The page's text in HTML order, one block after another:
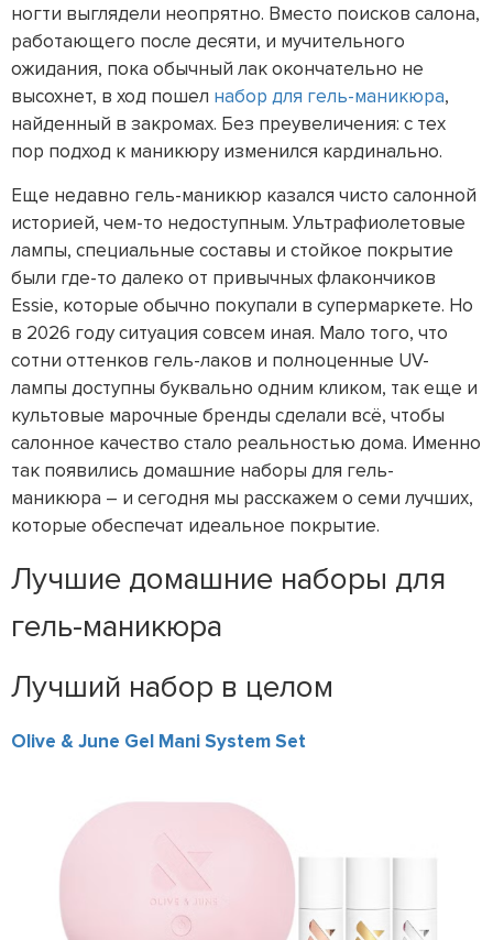
ногти выглядели неопрятно. Вместо поисков салона,
работающего после десяти, и мучительного
ожидания, пока обычный лак окончательно не
высохнет, в ход пошел набор для гель-маникюра,
найденный в закромах. Без преувеличения: с тех
пор подход к маникюру изменился кардинально.
Еще недавно гель-маникюр казался чисто салонной
историей, чем-то недоступным. Ультрафиолетовые
лампы, специальные составы и стойкое покрытие
были где-то далеко от привычных флакончиков
Essie, которые обычно покупали в супермаркете. Но
в 2026 году ситуация совсем иная. Мало того, что
сотни оттенков гель-лаков и полноценные UV-
лампы доступны буквально одним кликом, так еще и
культовые марочные бренды сделали всё, чтобы
салонное качество стало реальностью дома. Именно
так появились домашние наборы для гель-
маникюра – и сегодня мы расскажем о семи лучших,
которые обеспечат идеальное покрытие.
Лучшие домашние наборы для
гель-маникюра
Лучший набор в целом
Olive & June Gel Mani System Set